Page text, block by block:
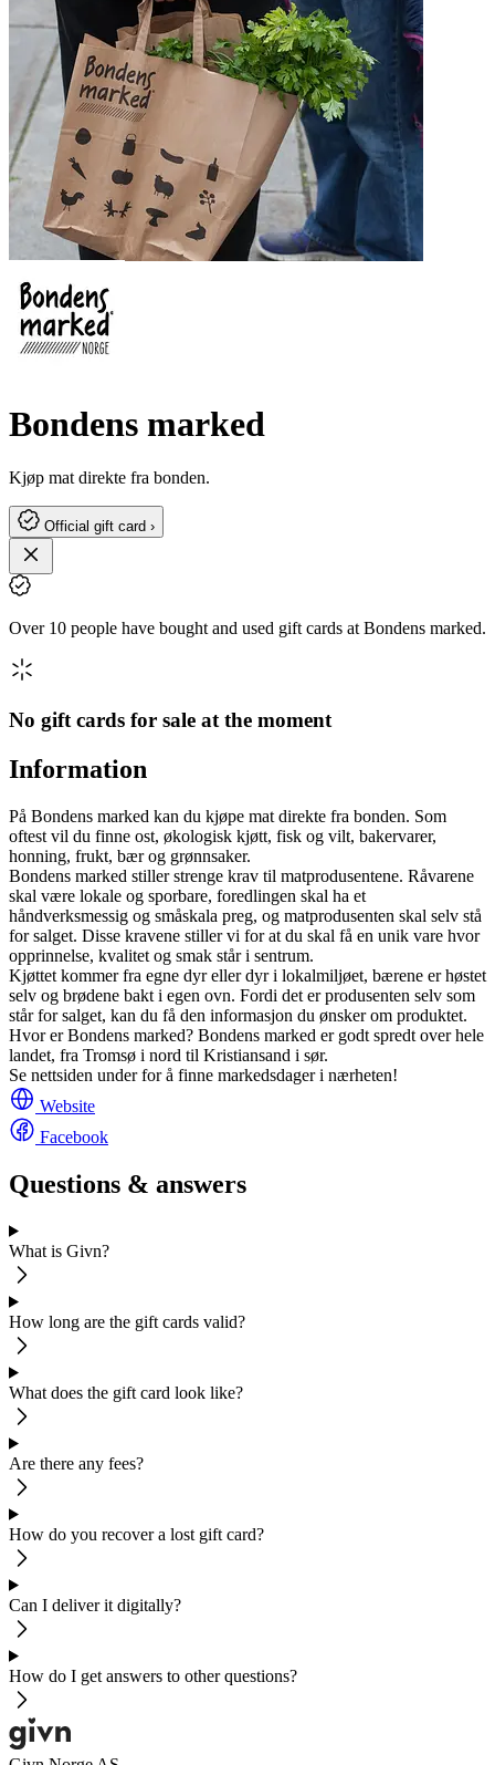
Bondens marked
Kjøp mat direkte fra bonden.
Official gift card ›
Over 10 people have bought and used gift cards at Bondens marked.
No gift cards for sale at the moment
Information
På Bondens marked kan du kjøpe mat direkte fra bonden. Som
oftest vil du finne ost, økologisk kjøtt, fisk og vilt, bakervarer,
honning, frukt, bær og grønnsaker.
Bondens marked stiller strenge krav til matprodusentene. Råvarene
skal være lokale og sporbare, foredlingen skal ha et
håndverksmessig og småskala preg, og matprodusenten skal selv stå
for salget. Disse kravene stiller vi for at du skal få en unik vare hvor
opprinnelse, kvalitet og smak står i sentrum.
Kjøttet kommer fra egne dyr eller dyr i lokalmiljøet, bærene er høstet
selv og brødene bakt i egen ovn. Fordi det er produsenten selv som
står for salget, kan du få den informasjon du ønsker om produktet.
Hvor er Bondens marked? Bondens marked er godt spredt over hele
landet, fra Tromsø i nord til Kristiansand i sør.
Se nettsiden under for å finne markedsdager i nærheten!
Website
Facebook
Questions & answers
What is Givn?
How long are the gift cards valid?
What does the gift card look like?
Are there any fees?
How do you recover a lost gift card?
Can I deliver it digitally?
How do I get answers to other questions?